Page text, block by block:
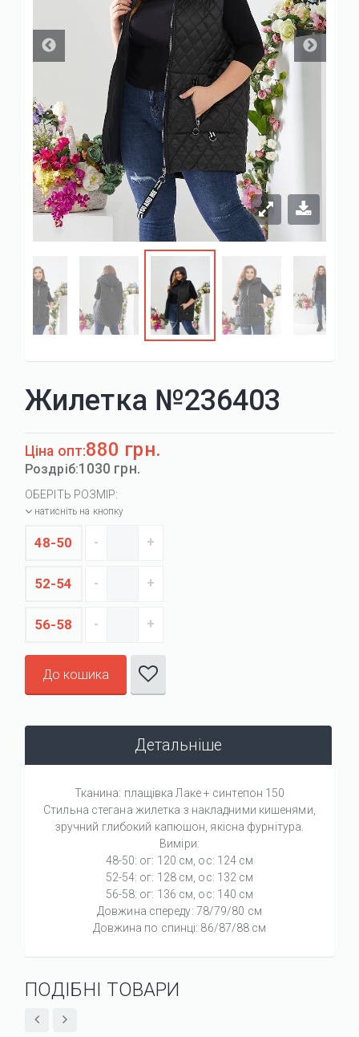
Жилетка №236403
Ціна опт:880 грн.
Роздріб:1030 грн.
ОБЕРІТЬ РОЗМІР:
натисніть на кнопку
48-50
52-54
56-58
До кошика
Детальніше
Тканина: плащівка Лаке + синтепон 150
Стильна стегана жилетка з накладними кишенями,
зручний глибокий капюшон, якісна фурнітура.
Виміри:
48-50: ог: 120 см, ос: 124 см
52-54: ог: 128 см, ос: 132 см
56-58: ог: 136 см, ос: 140 см
Довжина спереду: 78/79/80 см
Довжина по спинці: 86/87/88 см
ПОДІБНІ ТОВАРИ